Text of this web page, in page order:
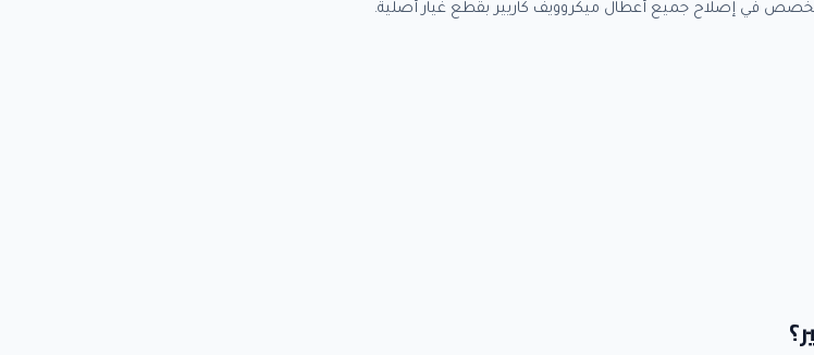
في إصلاح جميع أعطال ميكروويف كاريير بقطع غيار أصلية.